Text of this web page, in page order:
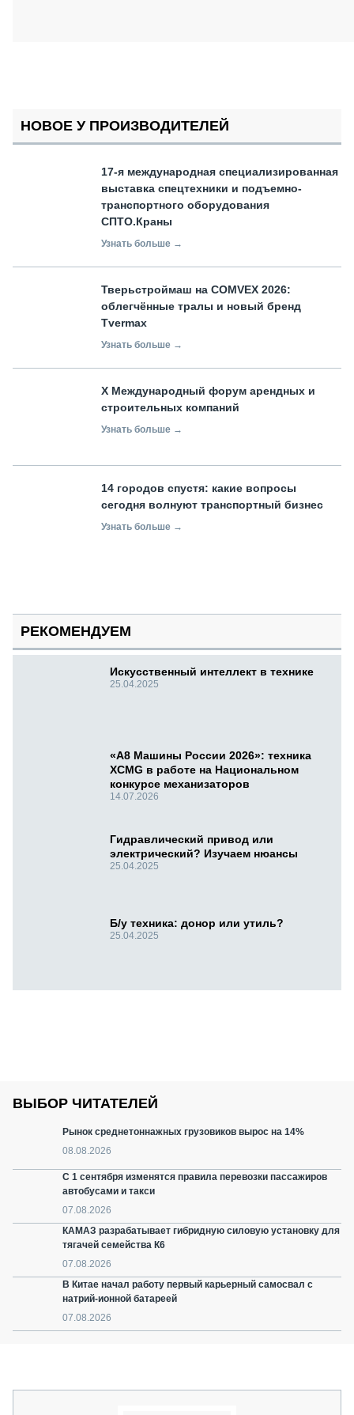
НОВОЕ У ПРОИЗВОДИТЕЛЕЙ
17-я международная специализированная
выставка спецтехники и подъемно-
транспортного оборудования
СПТО.Краны
Узнать больше →
Тверьстроймаш на COMVEX 2026:
облегчённые тралы и новый бренд
Tvermax
Узнать больше →
X Международный форум арендных и
строительных компаний
Узнать больше →
14 городов спустя: какие вопросы
сегодня волнуют транспортный бизнес
Узнать больше →
РЕКОМЕНДУЕМ
Искусственный интеллект в технике
25.04.2025
«А8 Машины России 2026»: техника
XCMG в работе на Национальном
конкурсе механизаторов
14.07.2026
Гидравлический привод или
электрический? Изучаем нюансы
25.04.2025
Б/у техника: донор или утиль?
25.04.2025
ВЫБОР ЧИТАТЕЛЕЙ
Рынок среднетоннажных грузовиков вырос на 14%
08.08.2026
С 1 сентября изменятся правила перевозки пассажиров
автобусами и такси
07.08.2026
КАМАЗ разрабатывает гибридную силовую установку для
тягачей семейства К6
07.08.2026
В Китае начал работу первый карьерный самосвал с
натрий-ионной батареей
07.08.2026